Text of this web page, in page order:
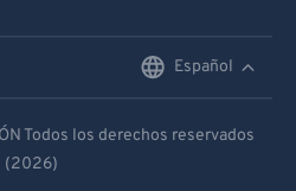
Español
Español
Todos los derechos reservados
(2026)